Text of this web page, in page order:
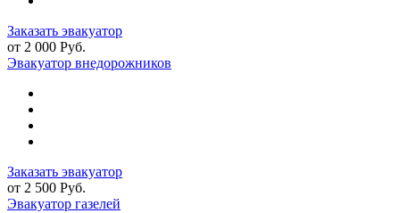
Заказать эвакуатор
от 2 000 Руб.
Эвакуатор внедорожников
Заказать эвакуатор
от 2 500 Руб.
Эвакуатор газелей